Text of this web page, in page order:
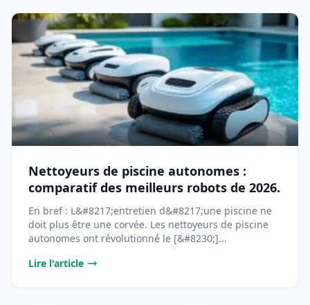
Nettoyeurs de piscine autonomes :
comparatif des meilleurs robots de 2026.
En bref : L&#8217;entretien d&#8217;une piscine ne
doit plus être une corvée. Les nettoyeurs de piscine
autonomes ont révolutionné le [&#8230;]...
Lire l'article